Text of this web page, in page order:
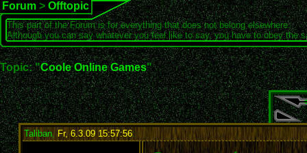
Forum > Offtopic
This part of the Forum is for everything that does not belong elsewhere.
Although you can say whatever you feel like to say, you have to obey the
Topic: "Coole Online Games"
Taliban, Fr, 6.3.09 15:57:56: